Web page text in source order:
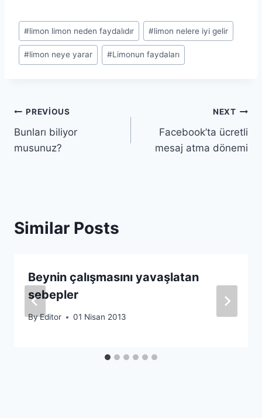
Post
Tags:
#limon limon neden faydalıdır #limon nelere iyi gelir
#limon neye yarar #Limonun faydaları
Yazı
gezinmesi
PREVIOUS
Bunları biliyor
musunuz?
NEXT
Facebook’ta ücretli
mesaj atma dönemi
Similar Posts
Beynin çalışmasını yavaşlatan
sebepler
ByEditor 01 Nisan 2013